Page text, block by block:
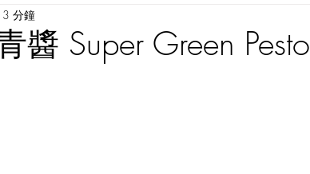
醬 Super Green Pesto
分鐘